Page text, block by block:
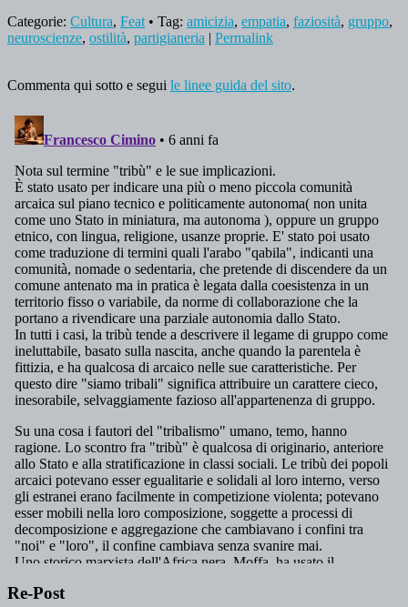
Categorie: Cultura, Feat • Tag: amicizia, empatia, faziosità, gruppo,
neuroscienze, ostilità, partigianeria | Permalink
Commenta qui sotto e segui le linee guida del sito.
Re-Post